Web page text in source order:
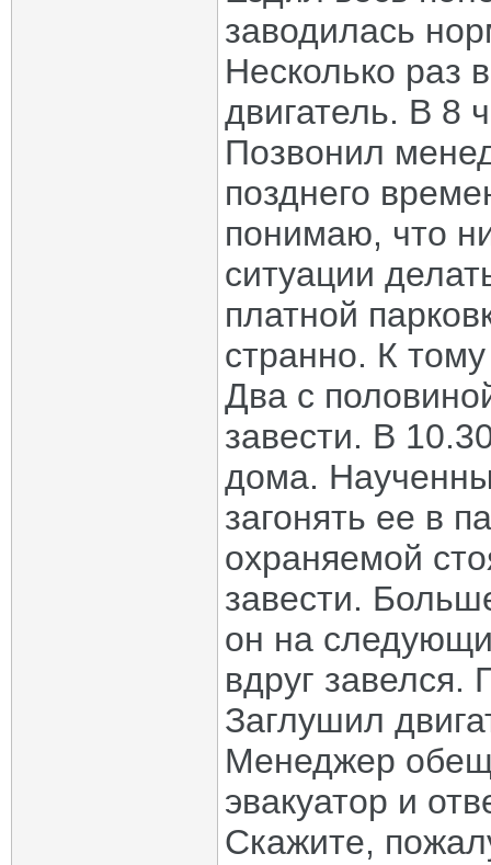
заводилась
Несколько раз
двигатель. В 8
Позвонил
позднего
понимаю, что
ситуации
платной
странно. К
Два с
завести. В
дома.
загонять ее в
охраняемой
завести.
он на
вдруг завелся.
Заглушил
Менеджер
эвакуатор и
Скажите,